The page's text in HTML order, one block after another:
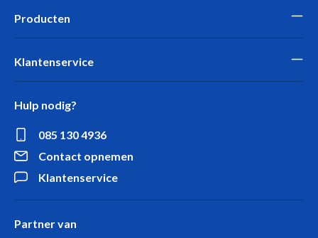
Producten
Klantenservice
Hulp nodig?
085 130 4936
Contact opnemen
Klantenservice
Partner van